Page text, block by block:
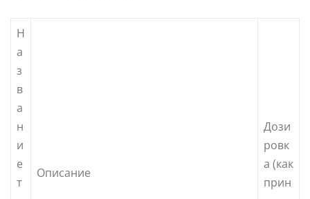
Н
а
з
в
а
н
и
е
т
Описание
Дози
ровк
а (как
прин